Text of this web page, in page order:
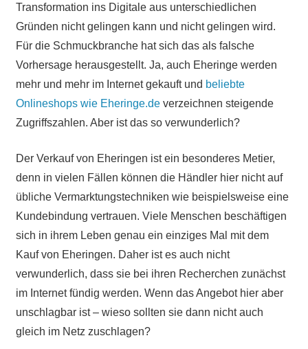
Transformation ins Digitale aus unterschiedlichen
Gründen nicht gelingen kann und nicht gelingen wird.
Für die Schmuckbranche hat sich das als falsche
Vorhersage herausgestellt. Ja, auch Eheringe werden
mehr und mehr im Internet gekauft und beliebte
Onlineshops wie Eheringe.deverzeichnen steigende
Zugriffszahlen. Aber ist das so verwunderlich?
Der Verkauf von Eheringen ist ein besonderes Metier,
denn in vielen Fällen können die Händler hier nicht auf
übliche Vermarktungstechniken wie beispielsweise eine
Kundebindung vertrauen. Viele Menschen beschäftigen
sich in ihrem Leben genau ein einziges Mal mit dem
Kauf von Eheringen. Daher ist es auch nicht
verwunderlich, dass sie bei ihren Recherchen zunächst
im Internet fündig werden. Wenn das Angebot hier aber
unschlagbar ist – wieso sollten sie dann nicht auch
gleich im Netz zuschlagen?